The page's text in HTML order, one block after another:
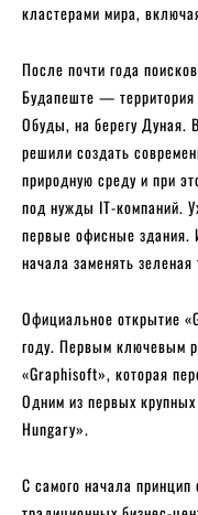
кластерами мира,
После почти года
Будапеште — территория
Обуды, на берегу Дуная.
решили создать
природную среду и при
под нужды IT-компаний.
первые офисные здания.
начала заменять зеленая
Официальное открытие
году. Первым ключевым
«Graphisoft», которая
Одним из первых
Hungary».
С самого начала принцип